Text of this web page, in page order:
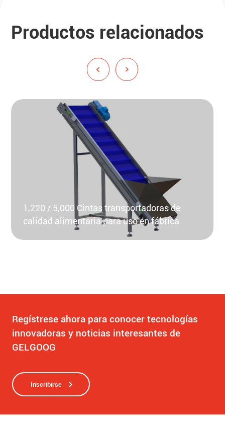
Productos relacionados
1,220 / 5,000 Cintas transportadoras de
calidad alimentaria para uso en fábrica
Regístrese ahora para conocer tecnologías
innovadoras y noticias interesantes de
GELGOOG
Inscribirse